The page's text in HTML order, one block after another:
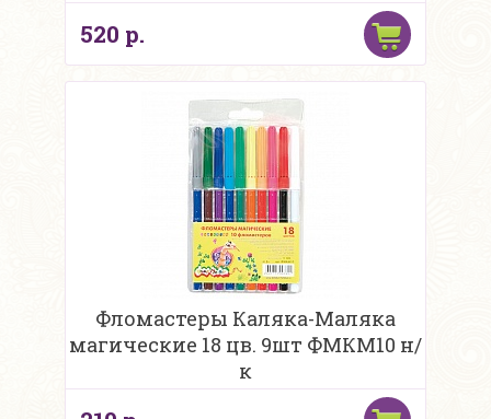
520 р.
Фломастеры Каляка-Маляка
магические 18 цв. 9шт ФМКМ10 н/
к